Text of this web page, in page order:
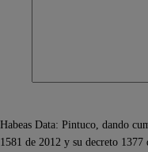
Habeas Data: Pintuco, dando
1581 de 2012 y su decreto